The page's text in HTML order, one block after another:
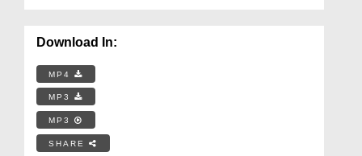
Download In:
MP4
MP3
MP3
SHARE